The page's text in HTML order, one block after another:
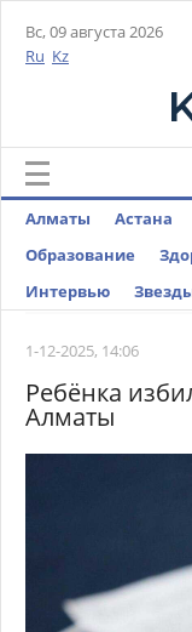
Вс, 09 августа 2026
Ru Kz
Алматы Астана
Образование
Интервью
1-12-2025, 14:06
Ребёнка
Алматы